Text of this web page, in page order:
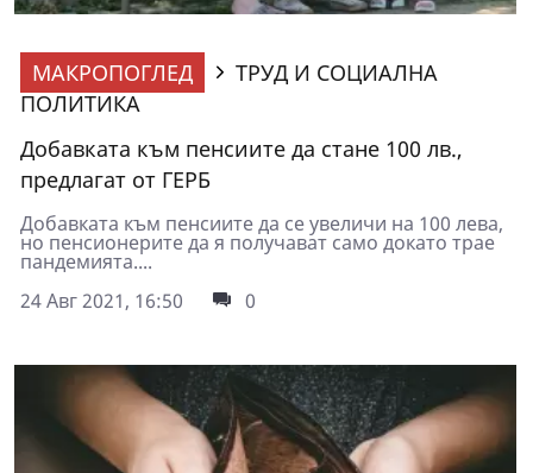
МАКРОПОГЛЕД
ТРУД И СОЦИАЛНА
ПОЛИТИКА
Добавката към пенсиите да стане 100 лв.,
предлагат от ГЕРБ
Добавката към пенсиите да се увеличи на 100 лева,
но пенсионерите да я получават само докато трае
пандемията....
24 Авг 2021, 16:50
0